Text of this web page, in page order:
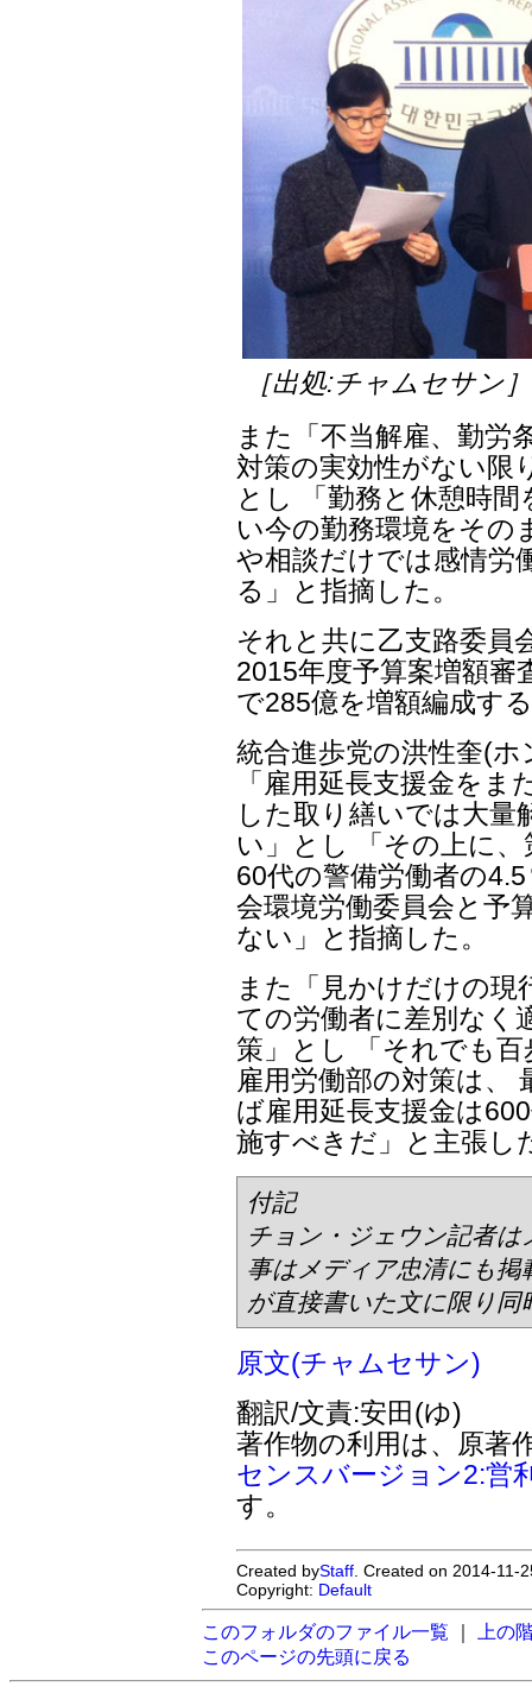
［出処:チャムセサン］
また「不当解雇、勤労
対策の実効性がない限
とし 「勤務と休憩時
い今の勤務環境をその
や相談だけでは感情労
る」と指摘した。
それと共に乙支路委員
2015年度予算案増額審
で285億を増額編成す
統合進歩党の洪性奎(
「雇用延長支援金を
した取り繕いでは大量
い」とし 「その上に
60代の警備労働者の
会環境労働委員会と予
ない」と指摘した。
また「見かけだけの現
ての労働者に差別なく
策」とし 「それでも
雇用労働部の対策は、
ば雇用延長支援金は
施すべきだ」と主張し
付記
チョン・ジェウン記者
事はメディア忠清にも
が直接書いた文に限り
原文(チャムセサン)
翻訳/文責:安田(ゆ)
著作物の利用は、原著
センスバージョン2:営
す。
Created byStaff. Created on 2014-11-
Copyright: Default
このフォルダのファイル一覧
上の
このページの先頭に戻る